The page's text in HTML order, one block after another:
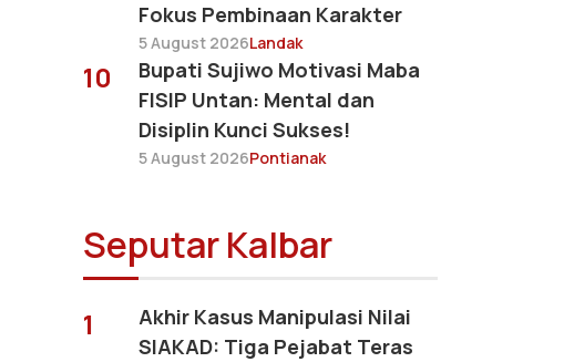
Fokus Pembinaan Karakter
5 August 2026Landak
10
Bupati Sujiwo Motivasi Maba
FISIP Untan: Mental dan
Disiplin Kunci Sukses!
5 August 2026Pontianak
Seputar Kalbar
1
Akhir Kasus Manipulasi Nilai
SIAKAD: Tiga Pejabat Teras